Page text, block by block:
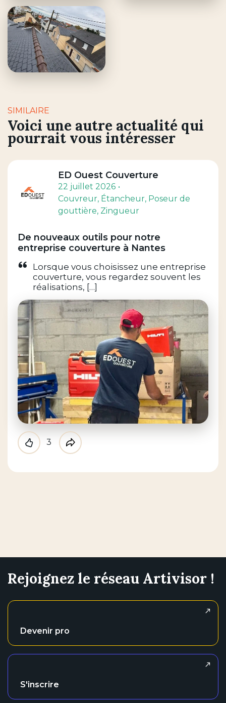
SIMILAIRE
Voici une autre actualité qui
pourrait vous intéresser
ED Ouest Couverture
22 juillet 2026
Couvreur, Étancheur, Poseur de
gouttière, Zingueur
De nouveaux outils pour notre
entreprise couverture à Nantes
Lorsque vous choisissez une entreprise
couverture, vous regardez souvent les
réalisations, […]
Like
3
Partager
Rejoignez le réseau Artivisor !
Devenir pro
S'inscrire